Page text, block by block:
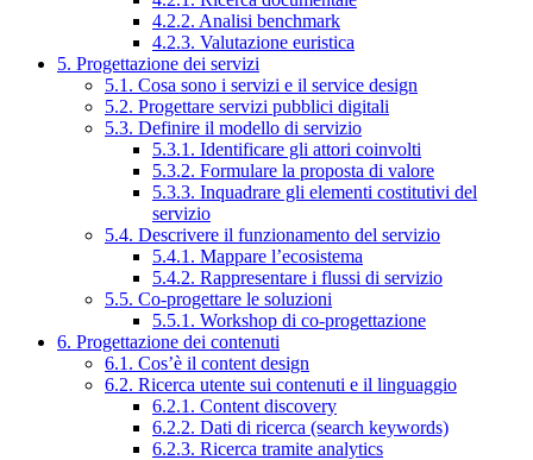
4.2.2. Analisi benchmark
4.2.3. Valutazione euristica
5. Progettazione dei servizi
5.1. Cosa sono i servizi e il service design
5.2. Progettare servizi pubblici digitali
5.3. Definire il modello di servizio
5.3.1. Identificare gli attori coinvolti
5.3.2. Formulare la proposta di valore
5.3.3. Inquadrare gli elementi costitutivi del
servizio
5.4. Descrivere il funzionamento del servizio
5.4.1. Mappare l’ecosistema
5.4.2. Rappresentare i flussi di servizio
5.5. Co-progettare le soluzioni
5.5.1. Workshop di co-progettazione
6. Progettazione dei contenuti
6.1. Cos’è il content design
6.2. Ricerca utente sui contenuti e il linguaggio
6.2.1. Content discovery
6.2.2. Dati di ricerca (search keywords)
6.2.3. Ricerca tramite analytics